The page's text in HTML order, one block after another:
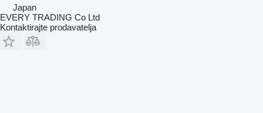
Japan
EVERY TRADING Co Ltd
Kontaktirajte prodavatelja